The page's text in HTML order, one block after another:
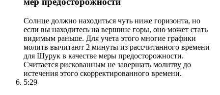
Солнце должно находиться чуть ниже горизонта, но
если вы находитесь на вершине горы, оно может стать
видимым раньше. Для учета этого многие графики
молитв вычитают 2 минуты из рассчитанного времени
для Шурук в качестве меры предосторожности.
Считается рискованным не завершать молитву до
истечения этого скорректированного времени.
5:29